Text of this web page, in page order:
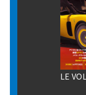
LE